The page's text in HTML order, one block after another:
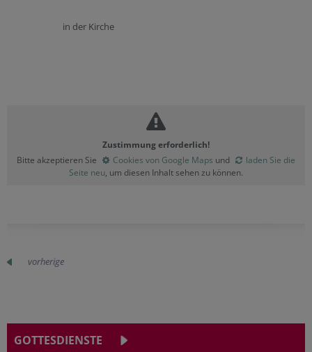
in der Kirche
Zustimmung erforderlich!
Bitte akzeptieren Sie
Cookies von Google Maps und
laden Sie die
Seite neu, um diesen Inhalt sehen zu können.
vorherige
GOTTESDIENSTE